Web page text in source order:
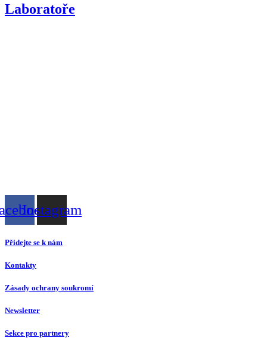
Laboratoře
Instagram
Přidejte se k nám
Kontakty
Zásady ochrany soukromí
Newsletter
Sekce pro partnery